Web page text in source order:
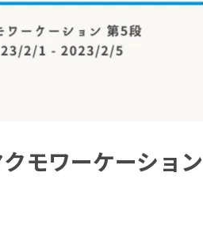
モワーケーション